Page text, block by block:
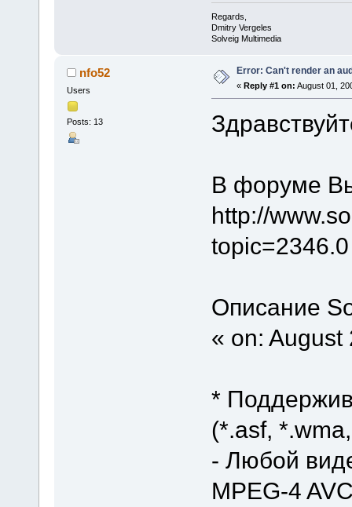
Regards,
Dmitry Vergeles
Solveig Multimedia
nfo52
Users
Posts: 13
Error: Can't render an
« Reply #1 on: August 01,
В форуме
http://
Описание
« on: August
*
(*.asf,
- Любой
MPEG-4